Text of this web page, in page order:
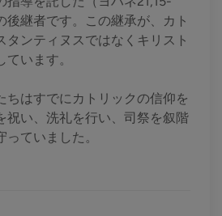
後継者です。この継承が、カト
タンティヌスではなくキリスト
います。
ちはすでにカトリックの信仰を
祝い、洗礼を行い、司祭を叙階
ていました。